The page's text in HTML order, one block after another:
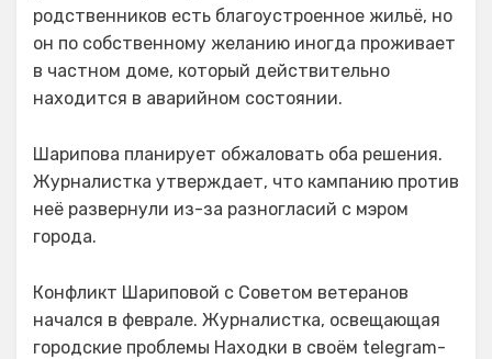
родственников есть благоустроенное жильё, но
он по собственному желанию иногда проживает
в частном доме, который действительно
находится в аварийном состоянии.
Шарипова планирует обжаловать оба решения.
Журналистка утверждает, что кампанию против
неё развернули из-за разногласий с мэром
города.
Конфликт Шариповой с Советом ветеранов
начался в феврале. Журналистка, освещающая
городские проблемы Находки в своём telegram-